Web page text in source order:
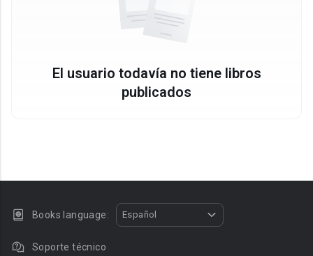
El usuario todavía no tiene libros
publicados
Books language: Español
Soporte técnico